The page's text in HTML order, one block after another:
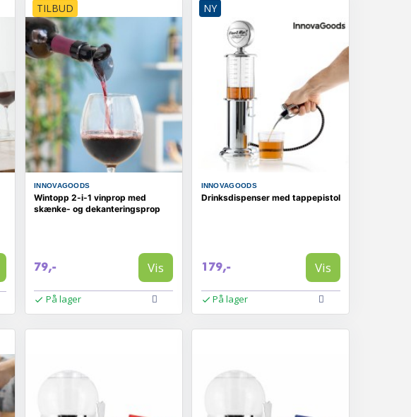
TILBUD
INNOVAGOODS
Wintopp 2-i-1 vinprop med
skænke- og dekanteringsprop
79,- Vis
På lager
NY
INNOVAGOODS
Drinksdispenser med tappepistol
179,- Vis
På lager